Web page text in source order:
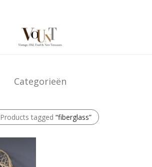
Categorieën
Products tagged “fiberglass”